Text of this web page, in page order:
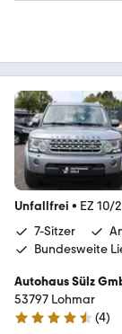
Unfallfrei • EZ 10/
7-Sitzer
Bundesweite
Autohaus Sülz
53797 Lohmar
4.6 Sterne
(4)